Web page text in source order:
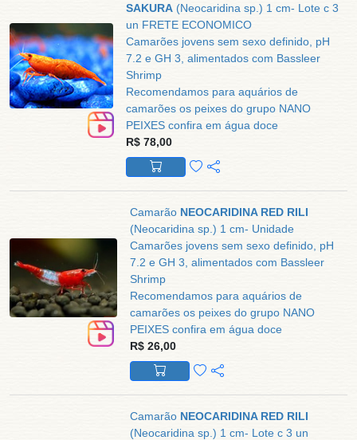
SAKURA (Neocaridina sp.) 1 cm- Lote c 3
un FRETE ECONOMICO
Camarões jovens sem sexo definido, pH
7.2 e GH 3, alimentados com Bassleer
Shrimp
Recomendamos para aquários de
camarões os peixes do grupo NANO
PEIXES confira em água doce
R$ 78,00
Camarão NEOCARIDINA RED RILI
(Neocaridina sp.) 1 cm- Unidade
Camarões jovens sem sexo definido, pH
7.2 e GH 3, alimentados com Bassleer
Shrimp
Recomendamos para aquários de
camarões os peixes do grupo NANO
PEIXES confira em água doce
R$ 26,00
Camarão NEOCARIDINA RED RILI
(Neocaridina sp.) 1 cm- Lote c 3 un